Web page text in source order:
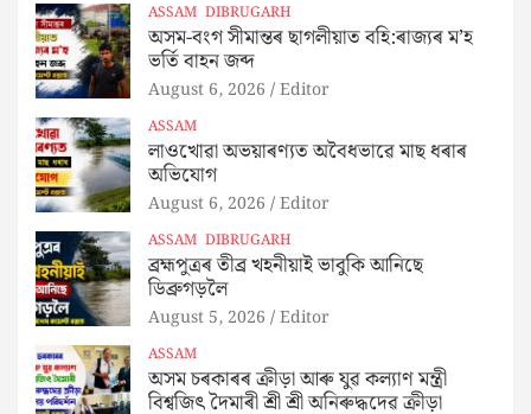
ASSAM DIBRUGARH
অসম-বংগ সীমান্তৰ ছাগলীয়াত বহি:ৰাজ্যৰ ম’হ
ভৰ্তি বাহন জব্দ
August 6, 2026 Editor
ASSAM
লাওখোৱা অভয়াৰণ্যত অবৈধভাৱে মাছ ধৰাৰ
অভিযোগ
August 6, 2026 Editor
ASSAM DIBRUGARH
ব্ৰহ্মপুত্ৰৰ তীব্ৰ খহনীয়াই ভাবুকি আনিছে
ডিব্ৰুগড়লৈ
August 5, 2026 Editor
ASSAM
অসম চৰকাৰৰ ক্ৰীড়া আৰু যুৱ কল্যাণ মন্ত্ৰী
বিশ্বজিৎ দৈমাৰী শ্ৰী শ্ৰী অনিৰুদ্ধদেৱ ক্ৰীড়া